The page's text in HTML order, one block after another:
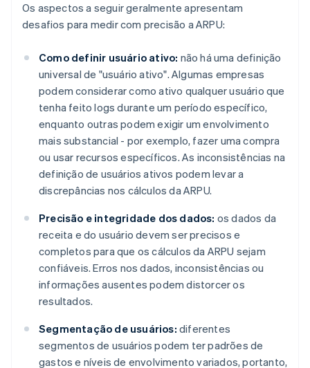
Os aspectos a seguir geralmente apresentam
desafios para medir com precisão a ARPU:
Como definir usuário ativo: não há uma definição
universal de "usuário ativo". Algumas empresas
podem considerar como ativo qualquer usuário que
tenha feito logs durante um período específico,
enquanto outras podem exigir um envolvimento
mais substancial - por exemplo, fazer uma compra
ou usar recursos específicos. As inconsistências na
definição de usuários ativos podem levar a
discrepâncias nos cálculos da ARPU.
Precisão e integridade dos dados: os dados da
receita e do usuário devem ser precisos e
completos para que os cálculos da ARPU sejam
confiáveis. Erros nos dados, inconsistências ou
informações ausentes podem distorcer os
resultados.
Segmentação de usuários: diferentes
segmentos de usuários podem ter padrões de
gastos e níveis de envolvimento variados, portanto,